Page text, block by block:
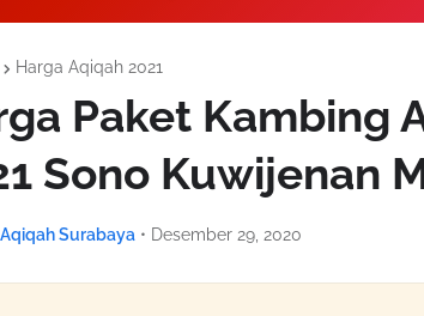
Harga Aqiqah 2021
Paket Kambing
Sono Kuwijenan
Aqiqah Surabaya • Desember 29, 2020